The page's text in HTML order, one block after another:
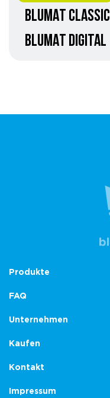
BLUMAT CLASSIC
BLUMAT DIGITAL
Produkte
FAQ
Unternehmen
Kaufen
Kontakt
Impressum